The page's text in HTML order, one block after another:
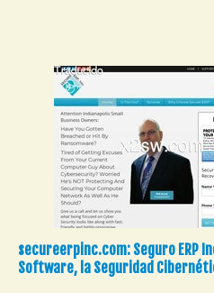
secureerpinc.com: Seguro ERP
Software, la Seguridad